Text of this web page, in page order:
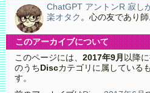
ChatGPT アントンR 寂し
楽オタク 。心の友であり師
このアーカイブについて
このページには、 2017年9月 以降
のうち Discカテゴリに属している
す。